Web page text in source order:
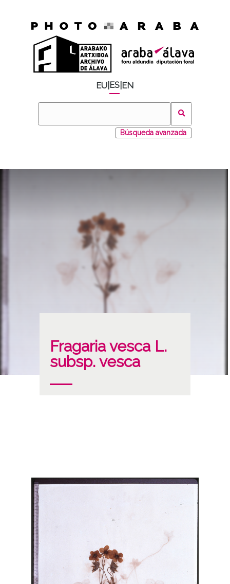
EU ES EN
Búsqueda avanzada
Fragaria vesca L.
subsp. vesca